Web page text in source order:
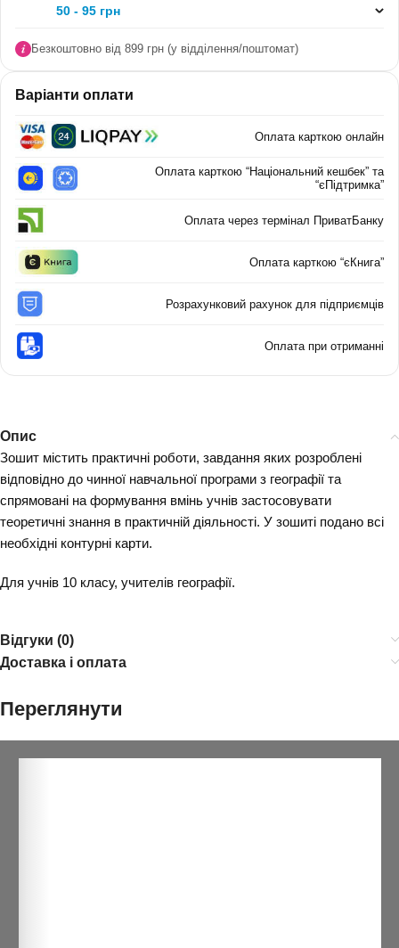
50 - 95 грн
Безкоштовно від 899 грн (у відділення/поштомат)
Варіанти оплати
Оплата карткою онлайн
Оплата карткою “Національний кешбек” та
“єПідтримка”
Оплата через термінал ПриватБанку
Оплата карткою “єКнига”
Розрахунковий рахунок для підприємців
Оплата при отриманні
Опис
Зошит містить практичні роботи, завдання яких розроблені
відповідно до чинної навчальної програми з географії та
спрямовані на формування вмінь учнів застосовувати
теоретичні знання в практичній діяльності. У зошиті подано всі
необхідні контурні карти.
Для учнів 10 класу, учителів географії.
Відгуки (0)
Доставка і оплата
Переглянути